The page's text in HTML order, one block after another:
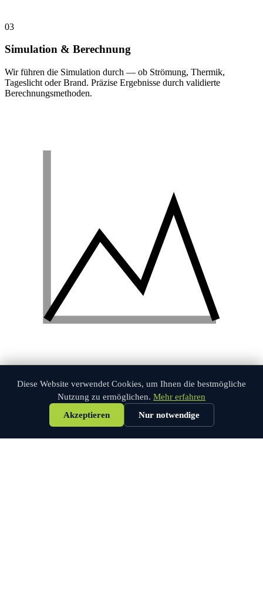
03
Simulation & Berechnung
Wir führen die Simulation durch — ob Strömung, Thermik,
Tageslicht oder Brand. Präzise Ergebnisse durch validierte
Berechnungsmethoden.
Auswertung & Bericht
Sie erhalten einen detaillierten Simulationsbericht mit
Visualisierungen, Handlungsempfehlungen und konkreten
Optimierungsvorschlägen.
Diese Website verwendet Cookies, um Ihnen die bestmögliche
Nutzung zu ermöglichen. Mehr erfahren
Akzeptieren
Nur notwendige